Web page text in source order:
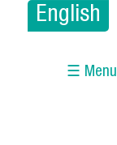
English
☰ Menu